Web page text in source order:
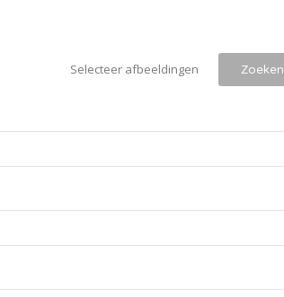
Selecteer afbeeldingen Zoeken